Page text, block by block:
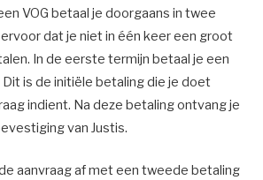
VOG betaal je doorgaans in twee
dat je niet in één keer een groot
In de eerste termijn betaal je een
Dit is de initiële betaling die je doet
indient. Na deze betaling ontvang je
van Justis.
aanvraag af met een tweede betaling